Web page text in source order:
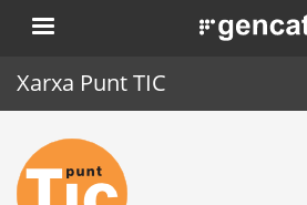
Pasar
al
. Obre en una
Xarxa Punt TIC
Inicio
Punt TIC